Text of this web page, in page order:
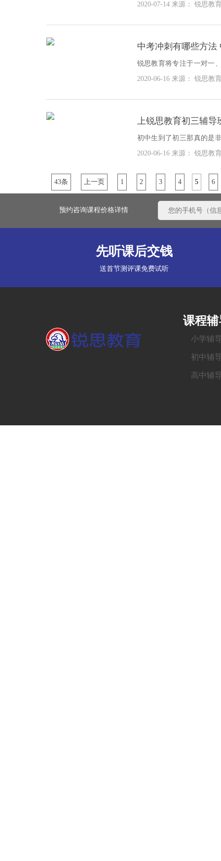
间和饮食安排，这样你就
2020-07-14 来源： 锐思教
中考冲刺有哪些方法
锐思教育将专注于一对一
大众，惠及更多的学生和
2020-06-16 来源： 锐思教
上锐思教育初三辅导
初中生到了初三那真的是
多少机会了，到了这个时
2020-06-16 来源： 锐思教
43条 上一页 1 2 3 4 5 6
预约咨询课程价格详情
先听课后交钱
送首节测评课免费试听
课程辅
小学辅
初中辅
高中辅